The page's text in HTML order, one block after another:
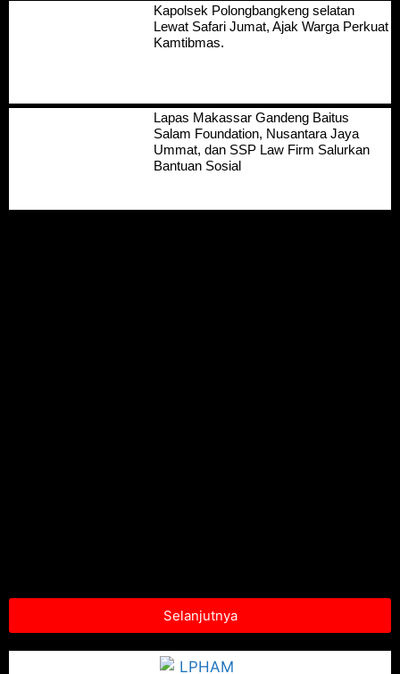
Kapolsek Polongbangkeng selatan
Lewat Safari Jumat, Ajak Warga Perkuat
Kamtibmas.
Lapas Makassar Gandeng Baitus
Salam Foundation, Nusantara Jaya
Ummat, dan SSP Law Firm Salurkan
Bantuan Sosial
Selanjutnya